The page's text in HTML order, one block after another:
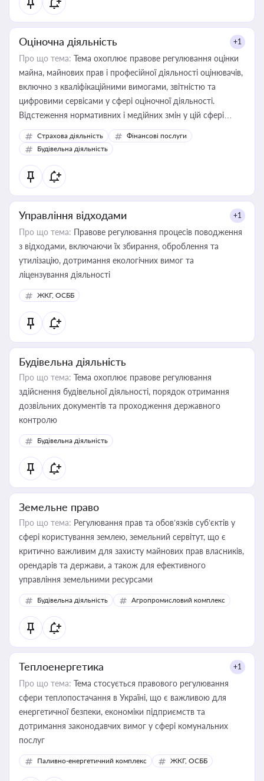
Оціночна діяльність +1
Про що тема: Тема охоплює правове регулювання оцінки
майна, майнових прав і професійної діяльності оцінювачів,
включно з кваліфікаційними вимогами, звітністю та
цифровими сервісами у сфері оціночної діяльності.
Відстеження нормативних і медійних змін у цій сфері
корисне для власника бізнесу, керівника, юриста або
бухгалтера під час оподаткування, приватизації, оренди
державного майна, корпоративних угод і перевірки
статусу суб'єктів оціночної діяльності
Страхова діяльність
Фінансові послуги
Будівельна діяльність
Управління відходами +1
Про що тема: Правове регулювання процесів поводження
з відходами, включаючи їх збирання, оброблення та
утилізацію, дотримання екологічних вимог та
ліцензування діяльності
ЖКГ, ОСББ
Будівельна діяльність
Про що тема: Тема охоплює правове регулювання
здійснення будівельної діяльності, порядок отримання
дозвільних документів та проходження державного
контролю
Будівельна діяльність
Земельне право
Про що тема: Регулювання прав та обов’язків суб’єктів у
сфері користування землею, земельний сервітут, що є
критично важливим для захисту майнових прав власників,
орендарів та держави, а також для ефективного
управління земельними ресурсами
Будівельна діяльність Агропромисловий комплекс
Теплоенергетика +1
Про що тема: Тема стосується правового регулювання
сфери теплопостачання в Україні, що є важливою для
енергетичної безпеки, економіки підприємств та
дотримання законодавчих вимог у сфері комунальних
послуг
Паливно-енергетичний комплекс ЖКГ, ОСББ